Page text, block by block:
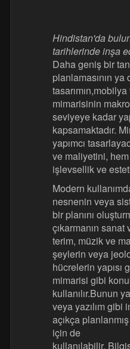
Hindistan'da
tarihlerinde inşa
Daha geniş bir
planlamasının ya
tasarımın,mobilya
mimarisinin
seviyeye kadar
kapsamaktadır.
yapımcı
ve maliyetini, hem
işlevsellik ve
Modern
nesnenin veya
bir planını
çıkarmanın
terim, müzik ve
şeylerin veya
hücrelerin
mimarisi gibi
kullanılır.Bunun
veya yazılım gibi
açıkça
için de
kullanılabilir.